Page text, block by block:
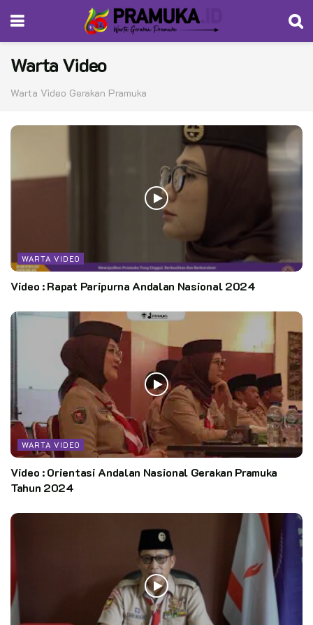
Warta Video
Warta Video Gerakan Pramuka
WARTA VIDEO
Video : Rapat Paripurna Andalan Nasional 2024
WARTA VIDEO
Video : Orientasi Andalan Nasional Gerakan Pramuka
Tahun 2024